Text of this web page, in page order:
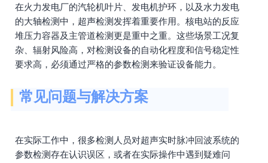
在火力发电厂的汽轮机叶片、发电机护环，以及水力发电
的大轴检测中，超声检测发挥着重要作用。核电站的反应
堆压力容器及主管道检测更是重中之重。这些场景工况复
杂、辐射风险高，对检测设备的自动化程度和信号稳定性
要求高，必须通过严格的参数检测来验证设备能力。
常见问题与解决方案
在实际工作中，很多检测人员对超声实时脉冲回波系统的
参数检测存在认识误区，或者在实际操作中遇到疑难问